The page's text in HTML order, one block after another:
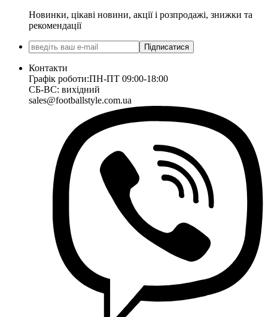
Новинки, цікаві новини, акції і розпродажі, знижки та
рекомендації
Підписатися
Контакти
Графік роботи:ПН-ПТ 09:00-18:00
СБ-ВС: вихідний
sales@footballstyle.com.ua